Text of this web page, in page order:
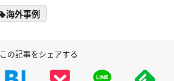
海外事例
この記事をシェアする